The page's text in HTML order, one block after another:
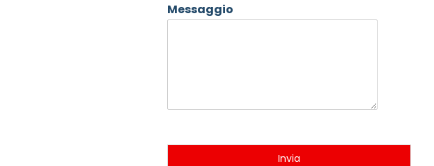
Messaggio
Invia